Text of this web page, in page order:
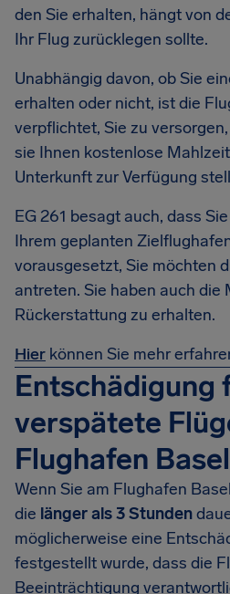
den Sie erhalten, hängt von
Ihr Flug zurücklegen sollte.
Unabhängig davon, ob Sie
erhalten oder nicht, ist die
verpflichtet, Sie zu
sie Ihnen kostenlose
Unterkunft zur Verfügung
EG 261 besagt auch, dass
Ihrem geplanten
vorausgesetzt, Sie möchten
antreten. Sie haben auch die
Rückerstattung zu erhalten.
Hier können Sie mehr
Entschädigung
verspätete
Flughafen Basel
Wenn Sie am Flughafen
die länger als 3 Stunden
möglicherweise eine
festgestellt wurde, dass die
Beeinträchtigung